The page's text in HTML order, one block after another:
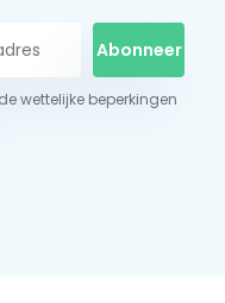
Abonneer
wettelijke beperkingen